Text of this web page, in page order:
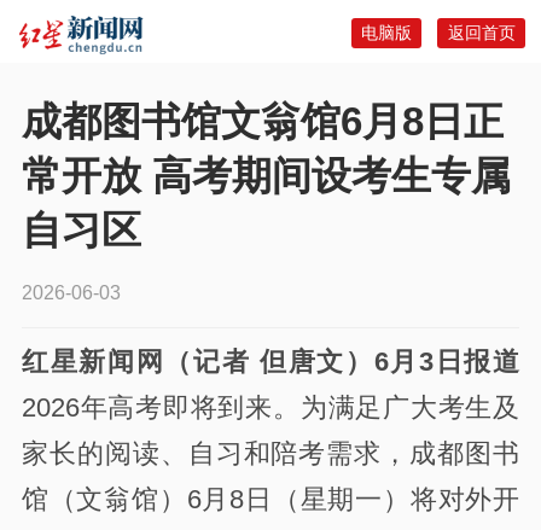
返回首页
电脑版
成都图书馆文翁馆6月8日正
常开放 高考期间设考生专属
自习区
2026-06-03
红星新闻网（记者 但唐文）6月3日报道
2026年高考即将到来。为满足广大考生及
家长的阅读、自习和陪考需求，成都图书
馆（文翁馆）6月8日（星期一）将对外开